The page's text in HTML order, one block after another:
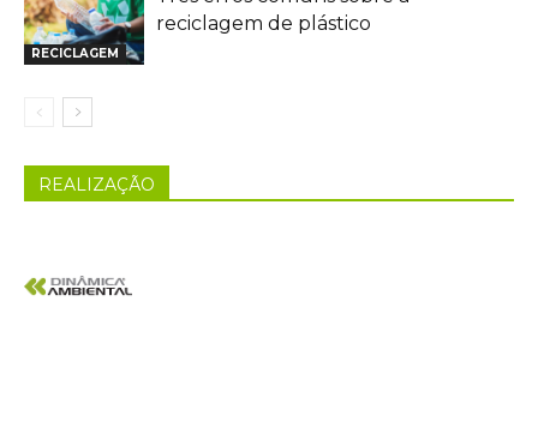
RECICLAGEM
reciclagem de plástico
REALIZAÇÃO